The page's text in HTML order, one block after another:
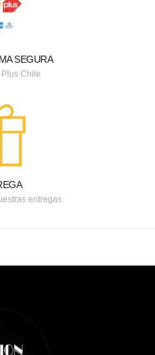
SEGURA
Chile
entregas